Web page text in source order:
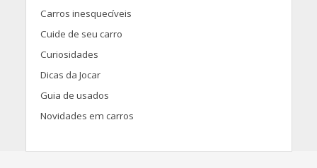
Carros inesquecíveis
Cuide de seu carro
Curiosidades
Dicas da Jocar
Guia de usados
Novidades em carros